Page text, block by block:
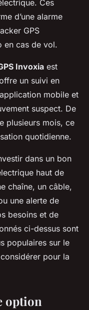
Ces
d’une alarme
GPS
en cas de vol.
Invoxia est
un suivi en
mobile et
suspect. De
plusieurs mois, ce
quotidienne.
dans un bon
haut de
chaîne, un câble,
une alerte de
besoins et de
ci-dessus sont
populaires sur le
pour la
option